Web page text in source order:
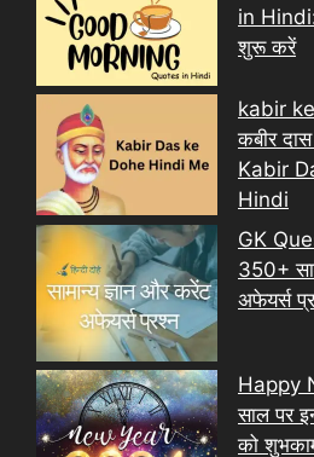
in Hindi:
शुरू करें
kabir
कबीर
Kabir
Hindi
GK
350+
अफेयर्स
Happy
साल पर
को